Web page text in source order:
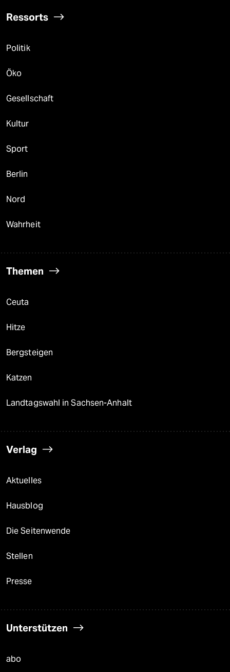
Ressorts
Politik
Öko
Gesellschaft
Kultur
Sport
Berlin
Nord
Wahrheit
Themen
Ceuta
Hitze
Bergsteigen
Katzen
Landtagswahl in Sachsen-Anhalt
Verlag
Aktuelles
Hausblog
Die Seitenwende
Stellen
Presse
Unterstützen
abo